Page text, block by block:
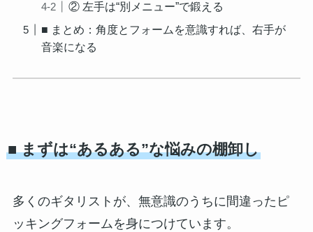
② 左手は“別メニュー”で鍛える
■ まとめ：角度とフォームを意識すれば、右手が
音楽になる
■ まずは“あるある”な悩みの棚卸し
多くのギタリストが、無意識のうちに間違ったピ
ッキングフォームを身につけています。